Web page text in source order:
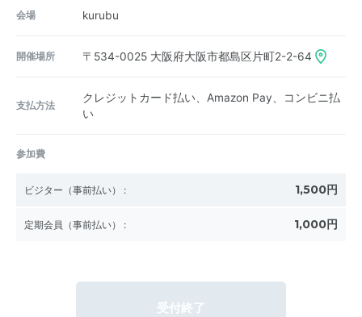
会場 kurubu
開催場所 〒534-0025 大阪府大阪市都島区片町2-2-64
支払方法
クレジットカード払い、Amazon Pay、コンビニ払
い
参加費
ビジター（事前払い） : 1,500円
定期会員（事前払い） : 1,000円
受付終了